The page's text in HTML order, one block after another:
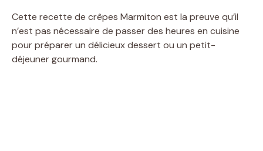
Cette recette de crêpes Marmiton est la preuve qu’il
n’est pas nécessaire de passer des heures en cuisine
pour préparer un délicieux dessert ou un petit-
déjeuner gourmand.